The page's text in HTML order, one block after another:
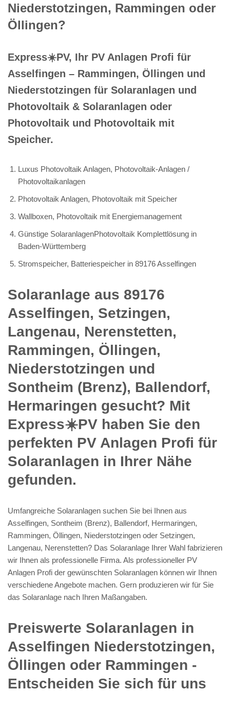
Niederstotzingen, Rammingen oder
Öllingen?
Express☀️PV️, Ihr PV Anlagen Profi für
Asselfingen – Rammingen, Öllingen und
Niederstotzingen für Solaranlagen und
Photovoltaik & Solaranlagen oder
Photovoltaik und Photovoltaik mit
Speicher.
Luxus Photovoltaik Anlagen, Photovoltaik-Anlagen /
Photovoltaikanlagen
Photovoltaik Anlagen, Photovoltaik mit Speicher
Wallboxen, Photovoltaik mit Energiemanagement
Günstige SolaranlagenPhotovoltaik Komplettlösung in
Baden-Württemberg
Stromspeicher, Batteriespeicher in 89176 Asselfingen
Solaranlage aus 89176
Asselfingen, Setzingen,
Langenau, Nerenstetten,
Rammingen, Öllingen,
Niederstotzingen und
Sontheim (Brenz), Ballendorf,
Hermaringen gesucht? Mit
Express☀️PV️ haben Sie den
perfekten PV Anlagen Profi für
Solaranlagen in Ihrer Nähe
gefunden.
Umfangreiche Solaranlagen suchen Sie bei Ihnen aus
Asselfingen, Sontheim (Brenz), Ballendorf, Hermaringen,
Rammingen, Öllingen, Niederstotzingen oder Setzingen,
Langenau, Nerenstetten? Das Solaranlage Ihrer Wahl fabrizieren
wir Ihnen als professionelle Firma. Als professioneller PV
Anlagen Profi der gewünschten Solaranlagen können wir Ihnen
verschiedene Angebote machen. Gern produzieren wir für Sie
das Solaranlage nach Ihren Maßangaben.
Preiswerte Solaranlagen in
Asselfingen Niederstotzingen,
Öllingen oder Rammingen -
Entscheiden Sie sich für uns